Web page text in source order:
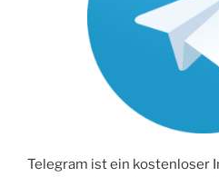
Telegram ist ein kostenloser